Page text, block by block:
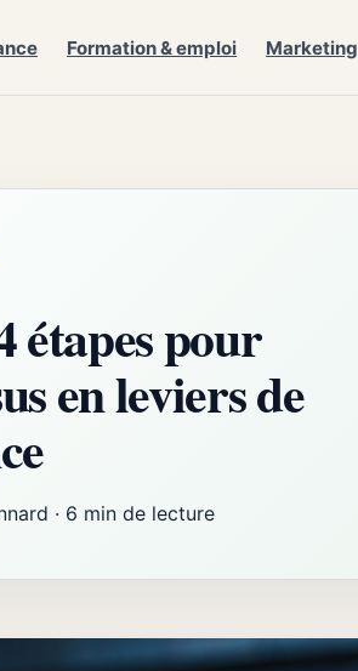
Formation & emploi Marketing
étapes pour
en leviers de
· 6 min de lecture